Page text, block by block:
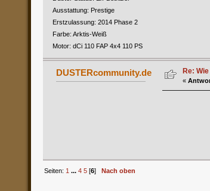
Ausstattung: Prestige
Erstzulassung: 2014 Phase 2
Farbe: Arktis-Weiß
Motor: dCi 110 FAP 4x4 110 PS
DUSTERcommunity.de Re:
«
Seiten:1 ...4 5 [6]
Nach oben